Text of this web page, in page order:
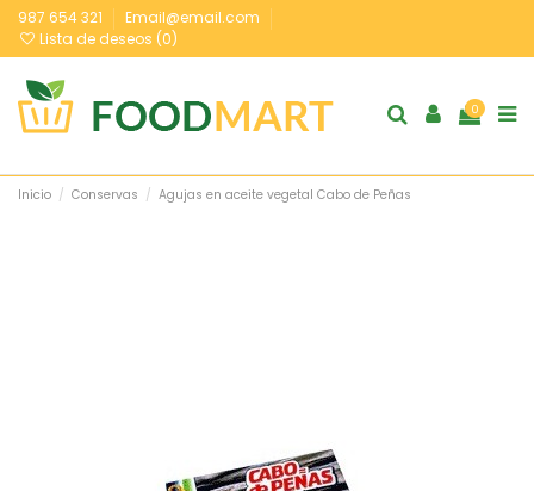
987 654 321
Email@email.com
Lista de deseos (0)
0
Inicio Conservas Agujas en aceite vegetal Cabo de Peñas